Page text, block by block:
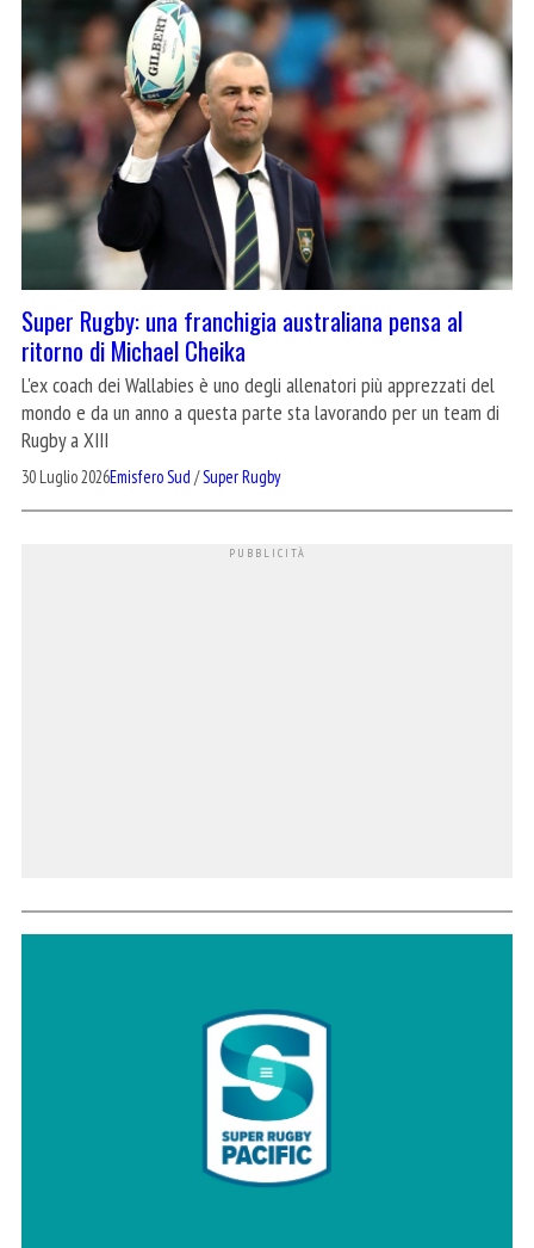
Super Rugby: una franchigia australiana pensa al
ritorno di Michael Cheika
L'ex coach dei Wallabies è uno degli allenatori più apprezzati del
mondo e da un anno a questa parte sta lavorando per un team di
Rugby a XIII
30 Luglio 2026Emisfero Sud /Super Rugby